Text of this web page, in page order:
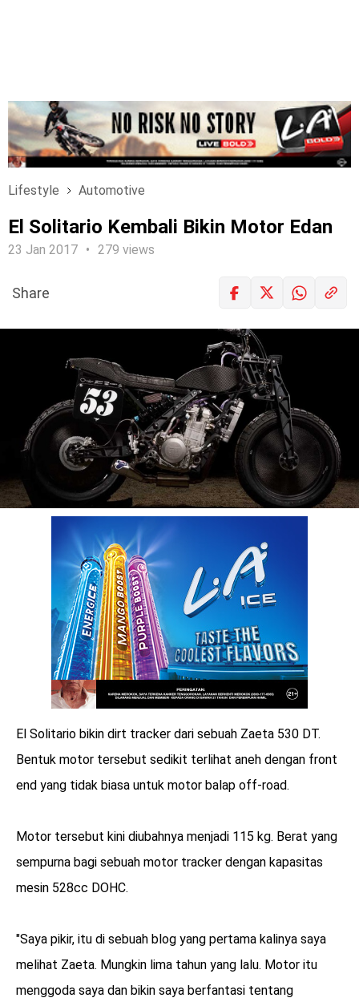
Lifestyle Automotive
El Solitario Kembali Bikin Motor Edan
23 Jan 2017 279 views
benefit
menarik
Share
El Solitario bikin dirt tracker dari sebuah Zaeta 530 DT.
Bentuk motor tersebut sedikit terlihat aneh dengan front
end yang tidak biasa untuk motor balap off-road.
Motor tersebut kini diubahnya menjadi 115 kg. Berat yang
sempurna bagi sebuah motor tracker dengan kapasitas
mesin 528cc DOHC.
"Saya pikir, itu di sebuah blog yang pertama kalinya saya
melihat Zaeta. Mungkin lima tahun yang lalu. Motor itu
menggoda saya dan bikin saya berfantasi tentang